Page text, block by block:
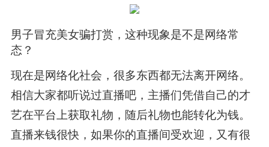
男子冒充美女骗打赏，这种现象是不是网络常
态？
现在是网络化社会，很多东西都无法离开网络。
相信大家都听说过直播吧，主播们凭借自己的才
艺在平台上获取礼物，随后礼物也能转化为钱。
直播来钱很快，如果你的直播间受欢迎，又有很